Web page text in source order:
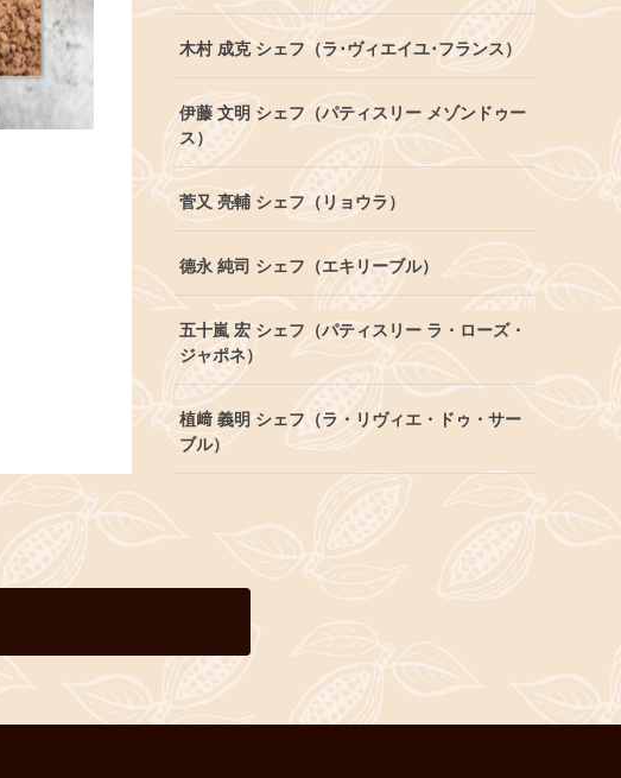
木村 成克 シェフ（ラ･ヴィエイユ･フランス）
伊藤 文明 シェフ（パティスリー メゾンドゥー
ス）
菅又 亮輔 シェフ（リョウラ）
德永 純司 シェフ（エキリーブル）
五十嵐 宏 シェフ（パティスリー ラ・ローズ・
ジャポネ）
植﨑 義明 シェフ（ラ・リヴィエ・ドゥ・サー
ブル）